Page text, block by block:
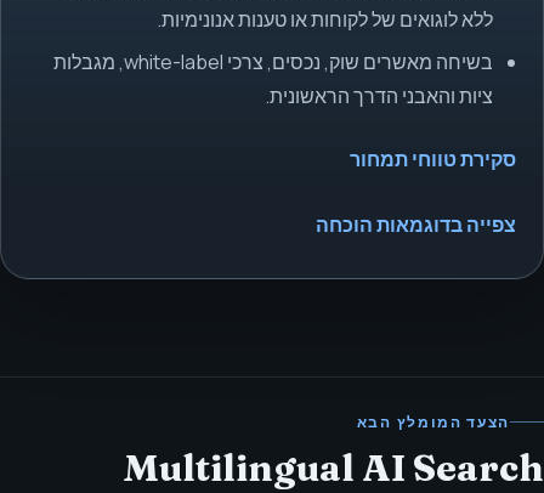
ללא לוגואים של לקוחות או טענות אנונימיות.
בשיחה מאשרים שוק, נכסים, צרכי white-label, מגבלות
ציות והאבני הדרך הראשונית.
סקירת טווחי תמחור
צפייה בדוגמאות הוכחה
הצעד המומלץ הבא
Multilingual AI Search